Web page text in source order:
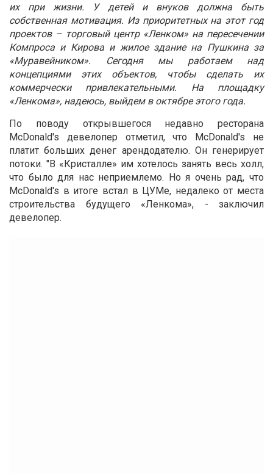
их при жизни. У детей и внуков должна быть
собственная мотивация. Из приоритетных на этот год
проектов – торговый центр «Ленком» на пересечении
Компроса и Кирова и жилое здание на Пушкина за
«Муравейником». Сегодня мы работаем над
концепциями этих объектов, чтобы сделать их
коммерчески привлекательными. На площадку
«Ленкома», надеюсь, выйдем в октябре этого года.
По поводу открывшегося недавно ресторана
McDonald's девелопер отметил, что McDonald's не
платит больших денег арендодателю. Он генерирует
потоки. "В «Кристалле» им хотелось занять весь холл,
что было для нас неприемлемо. Но я очень рад, что
McDonald's в итоге встал в ЦУМе, недалеко от места
строительства будущего «Ленкома», - заключил
девелопер.